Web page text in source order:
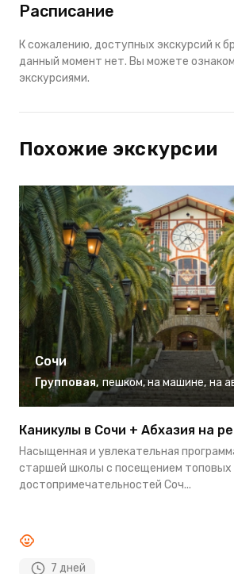
Расписание
К сожалению, доступных экскурсий к
данный момент нет. Вы можете
экскурсиями.
Похожие экскурсии
Сочи
Групповая, пешком, на машине, на
Каникулы в Сочи + Абхазия на
Насыщенная и увлекательная
старшей школы с посещением топовых
достопримечательностей Соч...
7 дней